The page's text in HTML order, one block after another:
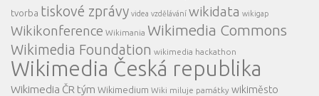
tvorba tiskové zprávy videa vzdělávání wikidata wikigap
Wikikonference Wikimania Wikimedia Commons
Wikimedia Foundation wikimedia hackathon
Wikimedia Česká republika
Wikimedia ČR tým Wikimedium Wiki miluje památky wikiměsto